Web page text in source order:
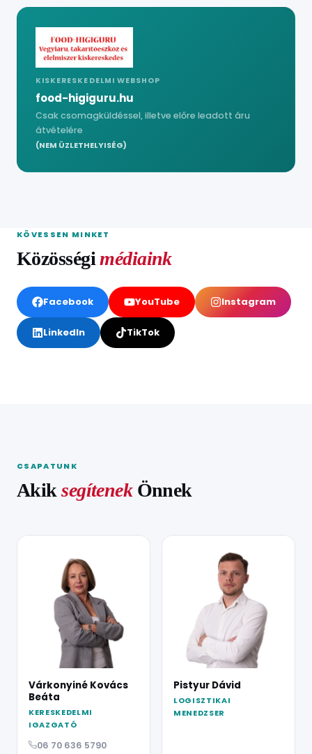
KISKERESKEDELMI WEBSHOP
food-higiguru.hu
Csak csomagküldéssel, illetve előre leadott áru
átvételére
(NEM ÜZLETHELYISÉG)
KÖVESSEN MINKET
Közösségimédiaink
Facebook YouTube Instagram
LinkedIn TikTok
CSAPATUNK
AkiksegítenekÖnnek
Várkonyiné Kovács
Beáta
KERESKEDELMI
IGAZGATÓ
06 70 636 5790
Pistyur Dávid
LOGISZTIKAI
MENEDZSER